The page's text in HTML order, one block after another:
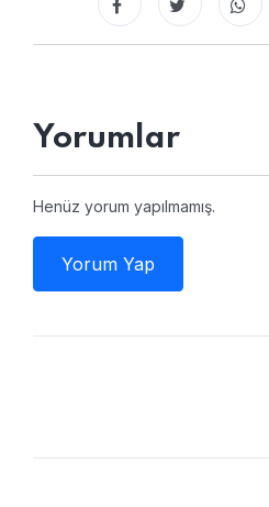
Yorumlar
Henüz yorum yapılmamış.
Yorum Yap